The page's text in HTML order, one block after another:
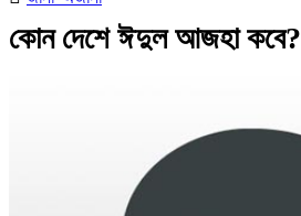
কোন দেশে ঈদুল আজহা কবে?